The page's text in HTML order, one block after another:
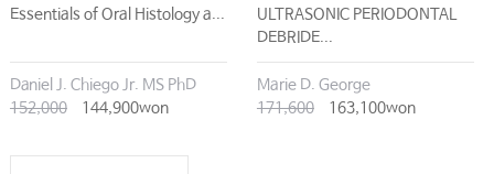
Essentials of Oral Histology a...
Daniel J. Chiego Jr. MS PhD
152,000
144,900won
ULTRASONIC PERIODONTAL
DEBRIDE...
Marie D. George
171,600
163,100won